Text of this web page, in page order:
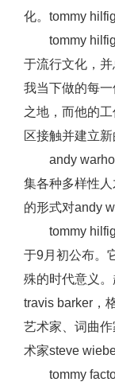
化。tommy
tommy
于流行文化，
我当下做的每
之地，而他的
区接触并建立
andy
集各种多样性
的形式对andy
tommy
于9月初公布。
殊的时代意义
travis barker，
艺术家、词曲
术家steve wiebe
tommy